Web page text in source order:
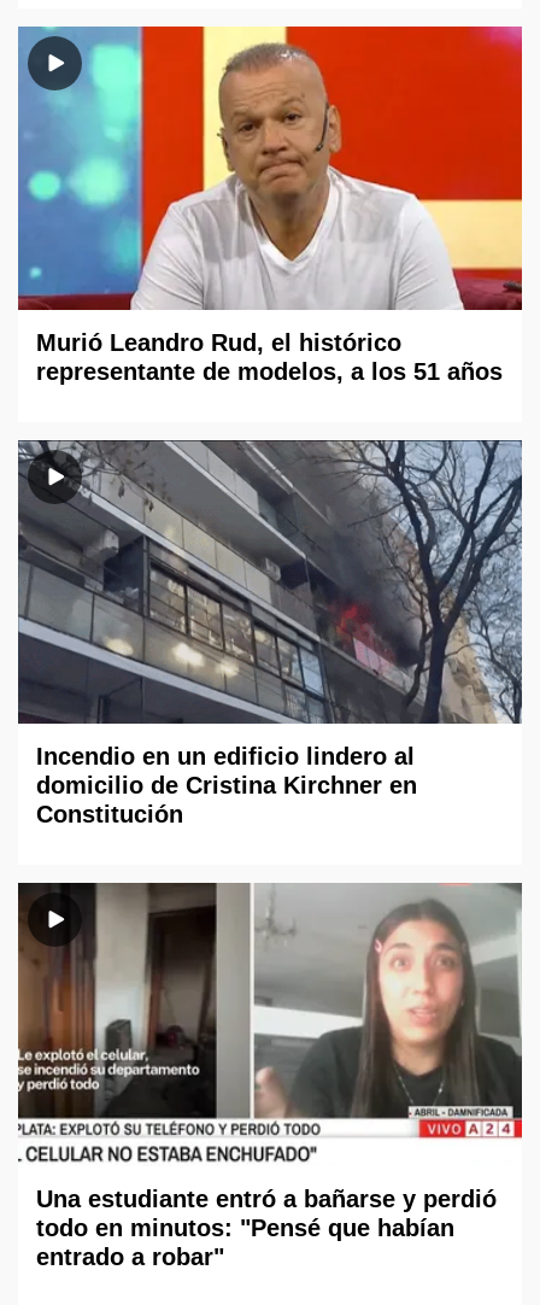
Murió Leandro Rud, el histórico
representante de modelos, a los 51 años
Incendio en un edificio lindero al
domicilio de Cristina Kirchner en
Constitución
Una estudiante entró a bañarse y perdió
todo en minutos: "Pensé que habían
entrado a robar"